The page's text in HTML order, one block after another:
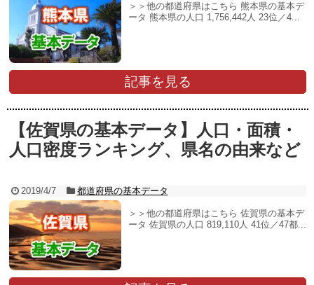
＞＞他の都道府県はこちら 熊本県の基本デ
ータ 熊本県の人口 1,756,442人 23位／4...
記事を見る
【佐賀県の基本データ】人口・面積・
人口密度ランキング、県名の由来など
2019/4/7 都道府県の基本データ
＞＞他の都道府県はこちら 佐賀県の基本デ
ータ 佐賀県の人口 819,110人 41位／47都...